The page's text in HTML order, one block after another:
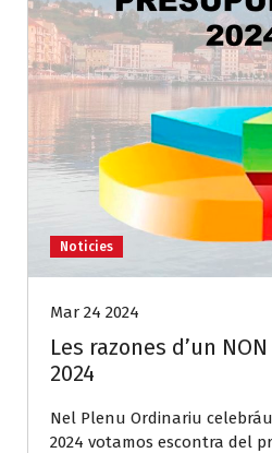
Noticies
Mar 24 2024
Les razones d’un
2024
Nel Plenu Ordinariu
2024 votamos escontra del